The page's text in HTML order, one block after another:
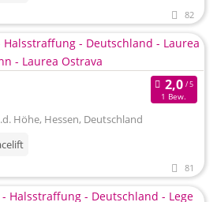
82
1 Bew.
Höhe, Hessen, Deutschland
81